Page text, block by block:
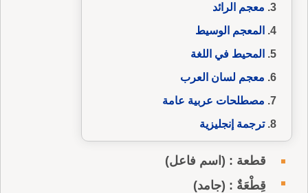
معجم الرائد
المعجم الوسيط
المحيط في اللغة
معجم لسان العرب
مصطلحات عربية عامة
ترجمة إنجليزية
قطعة : (اسم فاعل)
قِطْعَةٌ : (جامد)